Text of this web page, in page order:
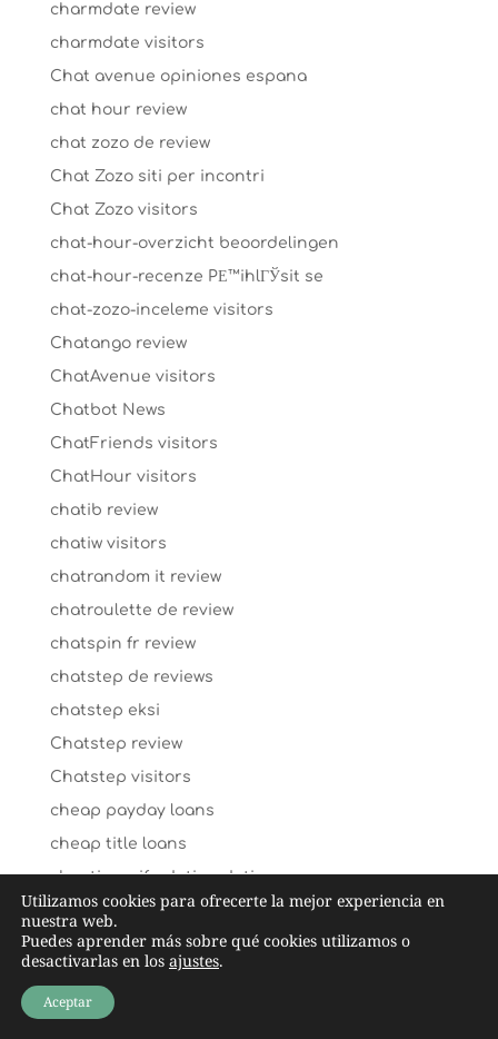
charmdate review
charmdate visitors
Chat avenue opiniones espana
chat hour review
chat zozo de review
Chat Zozo siti per incontri
Chat Zozo visitors
chat-hour-overzicht beoordelingen
chat-hour-recenze PЕ™ihlГЎsit se
chat-zozo-inceleme visitors
Chatango review
ChatAvenue visitors
Chatbot News
ChatFriends visitors
ChatHour visitors
chatib review
chatiw visitors
chatrandom it review
chatroulette de review
chatspin fr review
chatstep de reviews
chatstep eksi
Chatstep review
Chatstep visitors
cheap payday loans
cheap title loans
cheating-wife-dating dating
chechen-chat-rooms dating
check n go payday loans
cheeky lovers_NL review
Utilizamos cookies para ofrecerte la mejor experiencia en
nuestra web.
Puedes aprender más sobre qué cookies utilizamos o
desactivarlas en los ajustes.
Aceptar